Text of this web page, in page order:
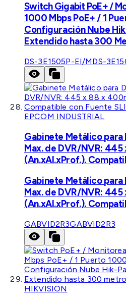
Switch Gigabit PoE+ /
1000 Mbps PoE+ / 1
Configuración Nube
Extendido hasta 300
DS-3E1505P-EI/MDS-
EPCOM INDUSTRIAL
Gabinete Metálico para
Max. de DVR/NVR:
(An.xAl.xProf.).
Gabinete Metálico para
Max. de DVR/NVR:
(An.xAl.xProf.).
GABVID2R3GABVID2R3
HIKVISION